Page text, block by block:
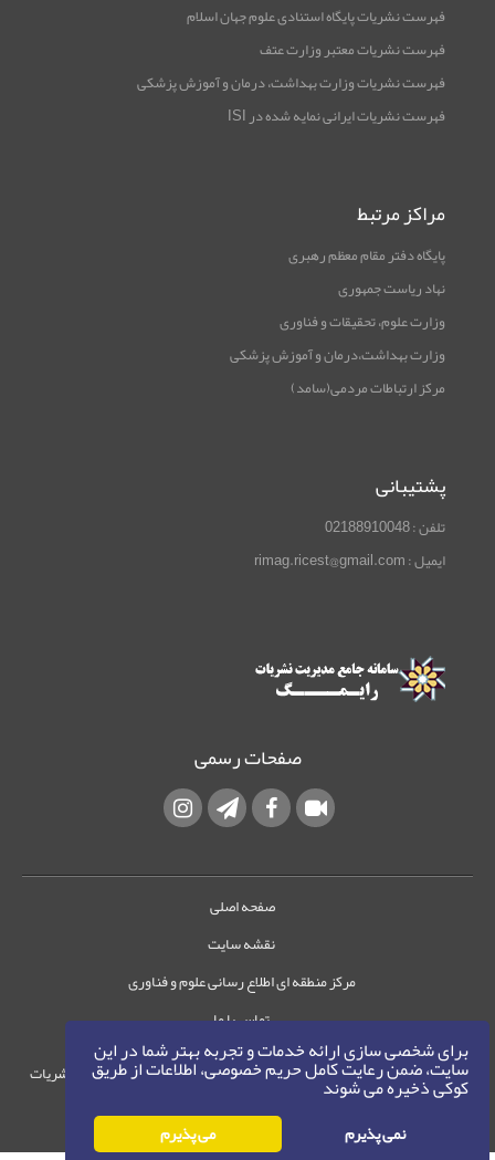
برای شخصی سازی ارائه خدمات و تجربه بهتر شما در این
سایت، ضمن رعایت کامل حریم خصوصی، اطلاعات از طریق
کوکی ذخیره می شوند
نمی پذیرم می پذیرم
فهرست نشریات پایگاه استنادی علوم جهان اسلام
فهرست نشریات معتبر وزارت عتف
فهرست نشریات وزارت بهداشت، درمان و آموزش پزشکی
فهرست نشریات ایرانی نمایه شده در ISI
مراکز مرتبط
پایگاه دفتر مقام معظم رهبری
نهاد ریاست جمهوری
وزارت علوم، تحقیقات و فناوری
وزارت بهداشت،درمان و آموزش پزشکی
مرکز ارتباطات مردمی(سامد)
پشتیبانی
تلفن : 02188910048
ایمیل : rimag.ricest@gmail.com
صفحات رسمی
صفحه اصلی
نقشه سایت
مرکز منطقه ای اطلاع رسانی علوم و فناوری
تماس با ما
حقوق این وب‌سایت متعلق به سامانه مدیریت نشریات
حق نشر 1405-1396